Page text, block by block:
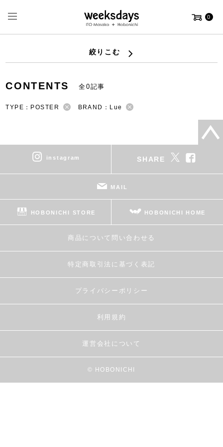
0
絞りこむ
CONTENTS 全0記事
TYPE：POSTER BRAND：Lue
instagram SHARE
MAIL
HOBONICHI STORE HOBONICHI HOME
商品について問い合わせる
特定商取引法に基づく表記
プライバシーポリシー
利用規約
運営会社について
© HOBONICHI